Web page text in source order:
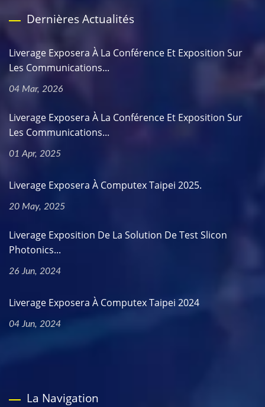
Dernières Actualités
Liverage Exposera À La Conférence Et Exposition Sur
Les Communications...
04 Mar, 2026
Liverage Exposera À La Conférence Et Exposition Sur
Les Communications...
01 Apr, 2025
Liverage Exposera À Computex Taipei 2025.
20 May, 2025
Liverage Exposition De La Solution De Test Slicon
Photonics...
26 Jun, 2024
Liverage Exposera À Computex Taipei 2024
04 Jun, 2024
La Navigation